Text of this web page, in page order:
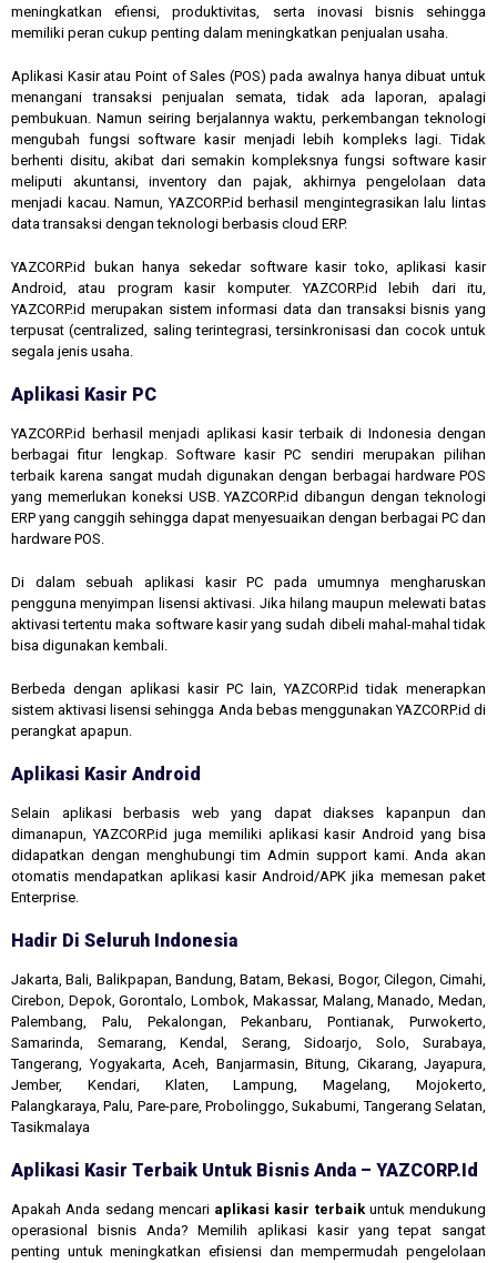
meningkatkan efiensi, produktivitas, serta inovasi bisnis sehingga
memiliki peran cukup penting dalam meningkatkan penjualan usaha.
Aplikasi Kasir atau Point of Sales (POS) pada awalnya hanya dibuat untuk
menangani transaksi penjualan semata, tidak ada laporan, apalagi
pembukuan. Namun seiring berjalannya waktu, perkembangan teknologi
mengubah fungsi software kasir menjadi lebih kompleks lagi. Tidak
berhenti disitu, akibat dari semakin kompleksnya fungsi software kasir
meliputi akuntansi, inventory dan pajak, akhirnya pengelolaan data
menjadi kacau. Namun, YAZCORP.id berhasil mengintegrasikan lalu lintas
data transaksi dengan teknologi berbasis cloud ERP.
YAZCORP.id bukan hanya sekedar software kasir toko, aplikasi kasir
Android, atau program kasir komputer. YAZCORP.id lebih dari itu,
YAZCORP.id merupakan sistem informasi data dan transaksi bisnis yang
terpusat (centralized, saling terintegrasi, tersinkronisasi dan cocok untuk
segala jenis usaha.
Aplikasi Kasir PC
YAZCORP.id berhasil menjadi aplikasi kasir terbaik di Indonesia dengan
berbagai fitur lengkap. Software kasir PC sendiri merupakan pilihan
terbaik karena sangat mudah digunakan dengan berbagai hardware POS
yang memerlukan koneksi USB. YAZCORP.id dibangun dengan teknologi
ERP yang canggih sehingga dapat menyesuaikan dengan berbagai PC dan
hardware POS.
Di dalam sebuah aplikasi kasir PC pada umumnya mengharuskan
pengguna menyimpan lisensi aktivasi. Jika hilang maupun melewati batas
aktivasi tertentu maka software kasir yang sudah dibeli mahal-mahal tidak
bisa digunakan kembali.
Berbeda dengan aplikasi kasir PC lain, YAZCORP.id tidak menerapkan
sistem aktivasi lisensi sehingga Anda bebas menggunakan YAZCORP.id di
perangkat apapun.
Aplikasi Kasir Android
Selain aplikasi berbasis web yang dapat diakses kapanpun dan
dimanapun, YAZCORP.id juga memiliki aplikasi kasir Android yang bisa
didapatkan dengan menghubungi tim Admin support kami. Anda akan
otomatis mendapatkan aplikasi kasir Android/APK jika memesan paket
Enterprise.
Hadir Di Seluruh Indonesia
Jakarta, Bali, Balikpapan, Bandung, Batam, Bekasi, Bogor, Cilegon, Cimahi,
Cirebon, Depok, Gorontalo, Lombok, Makassar, Malang, Manado, Medan,
Palembang, Palu, Pekalongan, Pekanbaru, Pontianak, Purwokerto,
Samarinda, Semarang, Kendal, Serang, Sidoarjo, Solo, Surabaya,
Tangerang, Yogyakarta, Aceh, Banjarmasin, Bitung, Cikarang, Jayapura,
Jember, Kendari, Klaten, Lampung, Magelang, Mojokerto,
Palangkaraya, Palu, Pare-pare, Probolinggo, Sukabumi, Tangerang Selatan,
Tasikmalaya
Aplikasi Kasir Terbaik Untuk Bisnis Anda – YAZCORP.id
Apakah Anda sedang mencari aplikasi kasir terbaikuntuk mendukung
operasional bisnis Anda? Memilih aplikasi kasir yang tepat sangat
penting untuk meningkatkan efisiensi dan mempermudah pengelolaan